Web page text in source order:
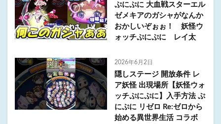
ぷにぷに 大血戦スターエル
ゼメキアのガシャがなんか
おかしいぞぉぉ！ 妖怪ウ
ォッチぷにぷに レイ太
2026年6月2日
隠しステージ 開放条件 レ
ア妖怪 出現場所【妖怪ウォ
ッチぷにぷに】入手方法 ぷ
にぷに リゼロ Re:ゼロから
始める異世界生活 コラボ